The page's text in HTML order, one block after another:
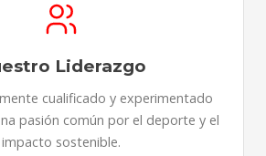
Liderazgo
cualificado y experimentado
pasión común por el deporte y el
impacto sostenible.